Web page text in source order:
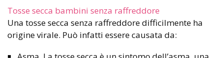
Tosse secca bambini senza raffreddore
Una tosse secca senza raffreddore difficilmente ha
origine virale. Può infatti essere causata da: